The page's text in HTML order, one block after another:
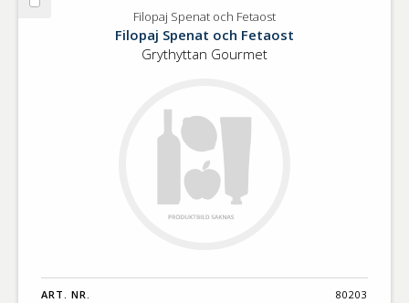
Välj
Filopaj Spenat och Fetaost
Filopaj Spenat och Fetaost
Grythyttan Gourmet
ART. NR. 80203